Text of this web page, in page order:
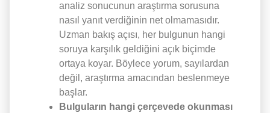
analiz sonucunun araştırma sorusuna
nasıl yanıt verdiğinin net olmamasıdır.
Uzman bakış açısı, her bulgunun hangi
soruya karşılık geldiğini açık biçimde
ortaya koyar. Böylece yorum, sayılardan
değil, araştırma amacından beslenmeye
başlar.
Bulguların hangi çerçevede okunması